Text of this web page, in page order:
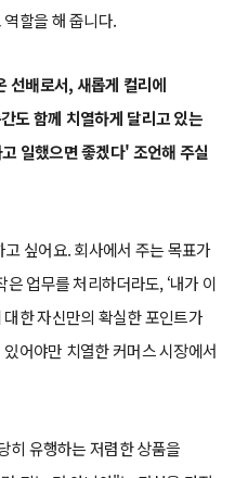
할을 해 줍니다.
선배로서, 새롭게 컬리에
도 함께 치열하게 달리고 있는
일했으면 좋겠다' 조언해 주실
싶어요. 회사에서 주는 목표가
업무를 처리하더라도, ‘내가 이
한 자신만의 확실한 포인트가
어야만 치열한 커머스 시장에서
히 유행하는 저렴한 상품을